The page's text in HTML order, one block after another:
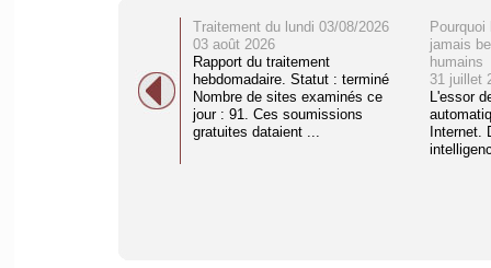
Traitement du lundi 03/08/2026
03 août 2026
Rapport du traitement
hebdomadaire. Statut : terminé
Nombre de sites examinés ce
jour : 91. Ces soumissions
gratuites dataient ...
jamais
humains
31 juillet
L'essor
Internet.